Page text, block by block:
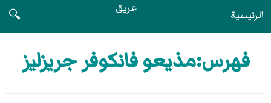
الرئيسية عريق
🔍
فهرس:مذيعو فانكوفر جريزليز